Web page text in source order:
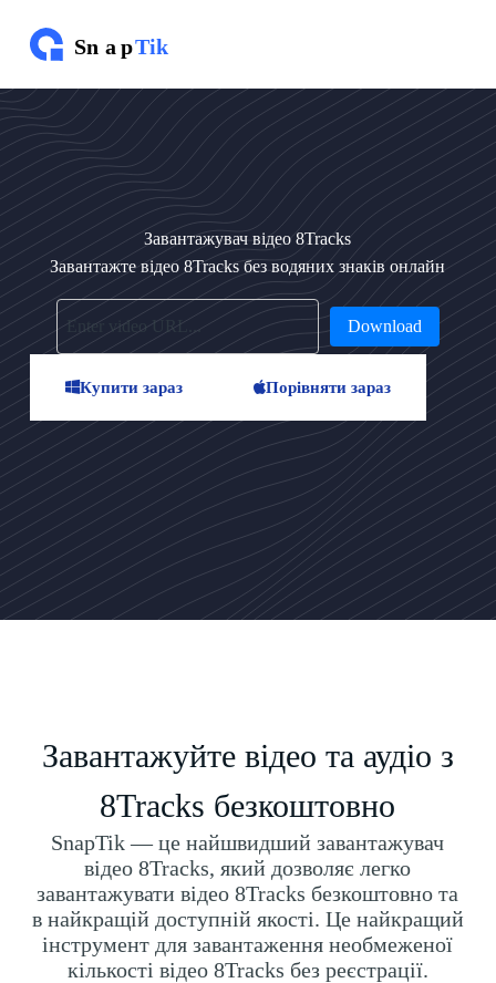
й
т
и
о
в
м
і
с
т
у
Завантажувач відео 8Tracks
Завантажте відео 8Tracks без водяних знаків онлайн
Download
Купити зараз Порівняти зараз
Завантажуйте відео та аудіо з
8Tracks безкоштовно
SnapTik — це найшвидший завантажувач
відео 8Tracks, який дозволяє легко
завантажувати відео 8Tracks безкоштовно та
в найкращій доступній якості. Це найкращий
інструмент для завантаження необмеженої
кількості відео 8Tracks без реєстрації.